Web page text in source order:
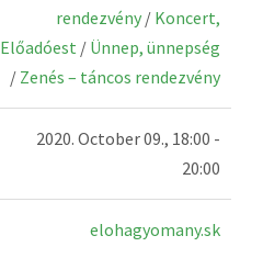
rendezvény / Koncert,
Előadóest / Ünnep, ünnepség
/ Zenés – táncos rendezvény
2020. October 09., 18:00 -
20:00
elohagyomany.sk